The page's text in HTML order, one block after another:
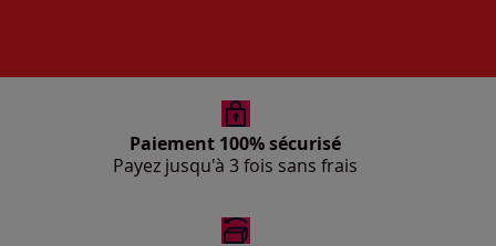
Paiement 100% sécurisé
Payez jusqu'à 3 fois sans frais